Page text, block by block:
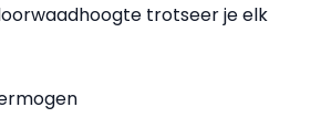
trotseer je elk